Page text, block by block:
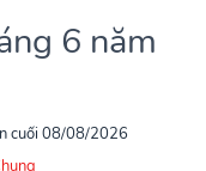
6 năm
cuối 08/08/2026